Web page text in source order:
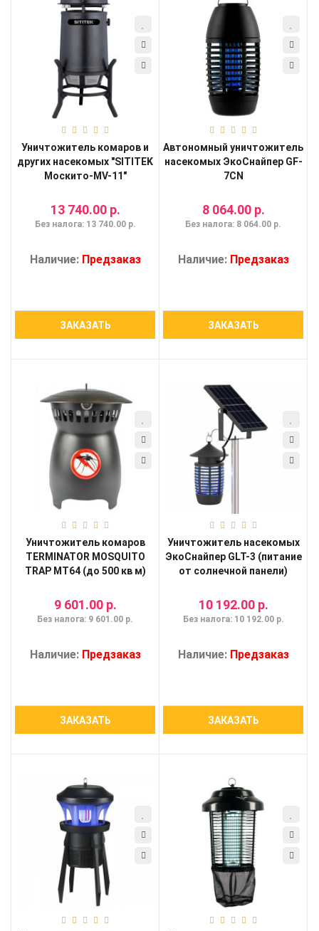
Уничтожитель комаров и
других насекомых "SITITEK
Москито-MV-11"
13 740.00 р.
Без налога: 13 740.00 р.
Наличие: Предзаказ
ЗАКАЗАТЬ
Автономный уничтожитель
насекомых ЭкоСнайпер GF-
7CN
8 064.00 р.
Без налога: 8 064.00 р.
Наличие: Предзаказ
ЗАКАЗАТЬ
Уничтожитель комаров
TERMINATOR MOSQUITO
TRAP MT64 (до 500 кв м)
9 601.00 р.
Без налога: 9 601.00 р.
Наличие: Предзаказ
ЗАКАЗАТЬ
Уничтожитель насекомых
ЭкоСнайпер GLT-3 (питание
от солнечной панели)
10 192.00 р.
Без налога: 10 192.00 р.
Наличие: Предзаказ
ЗАКАЗАТЬ